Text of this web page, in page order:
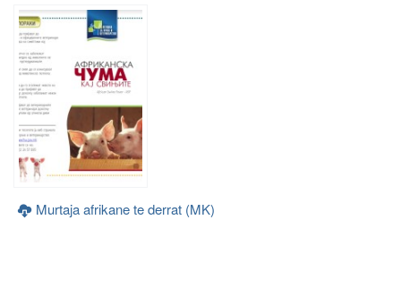
Murtaja afrikane te derrat (MK)